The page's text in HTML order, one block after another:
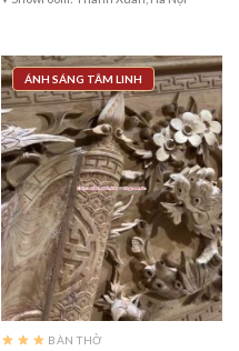
ÁNH SÁNG TÂM LINH
BÀN THỜ